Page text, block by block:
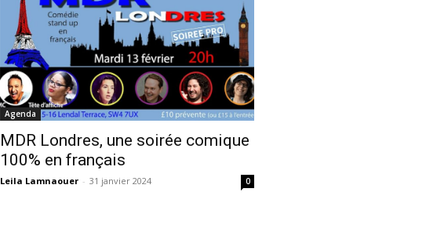
Agenda
MDR Londres, une soirée comique
100% en français
Leila Lamnaouer - 31 janvier 2024 0